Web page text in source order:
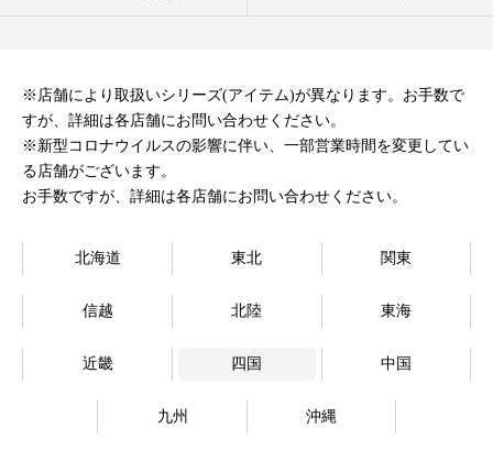
※店舗により取扱いシリーズ(アイテム)が異なります。お手数で
すが、詳細は各店舗にお問い合わせください。
※新型コロナウイルスの影響に伴い、一部営業時間を変更してい
る店舗がございます。
お手数ですが、詳細は各店舗にお問い合わせください。
北海道 東北 関東
信越 北陸 東海
近畿 四国 中国
九州 沖縄